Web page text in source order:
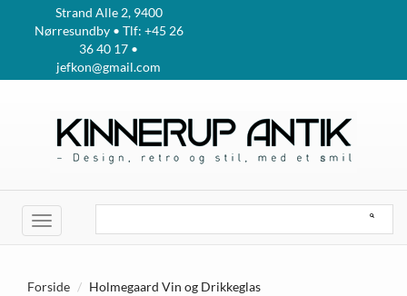
Strand Alle 2, 9400
Nørresundby • Tlf: +45 26
36 40 17 •
jefkon@gmail.com
Toggle
navigation
Forside
Holmegaard Vin og Drikkeglas